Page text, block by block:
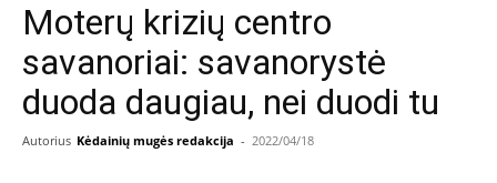
Moterų krizių centro
savanoriai: savanorystė
duoda daugiau, nei duodi tu
Autorius Kėdainių mugės redakcija - 2022/04/18